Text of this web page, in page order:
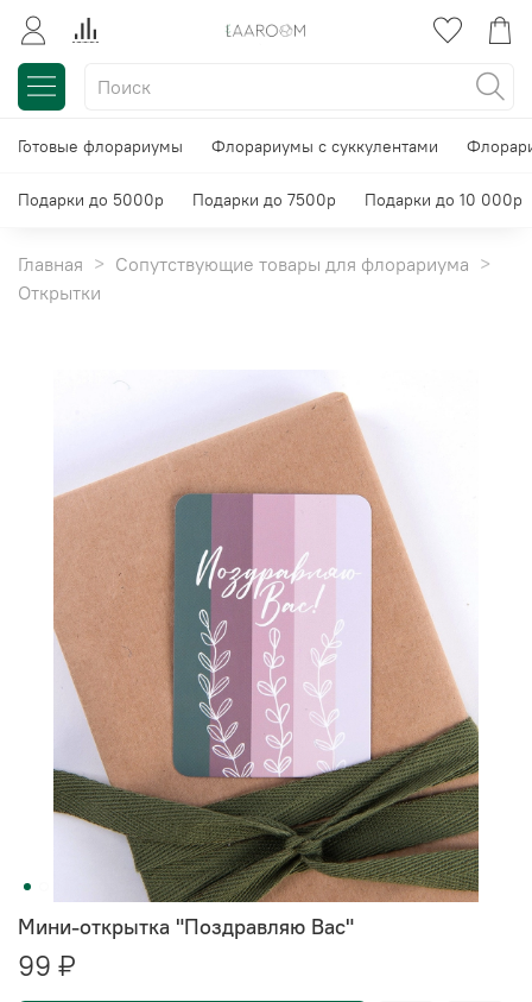
Готовые флорариумы Флорариумы с суккулентами
Подарки до 5000р Подарки до 7500р Подарки до 10 000р
Главная
Сопутствующие товары для флорариума
Открытки
Мини-открытка "Поздравляю Вас"
99 ₽